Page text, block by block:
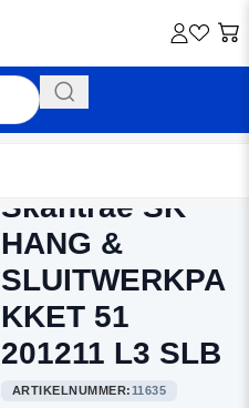
Skantrae SK
HANG &
SLUITWERKPA
KKET 51
201211 L3 SLB
ARTIKELNUMMER:11635